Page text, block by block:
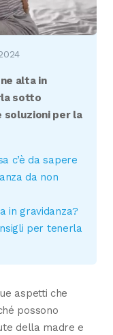
alta in
sotto
soluzioni per la
c’è da sapere
da non
in gravidanza?
per tenerla
aspetti che
possono
della madre e